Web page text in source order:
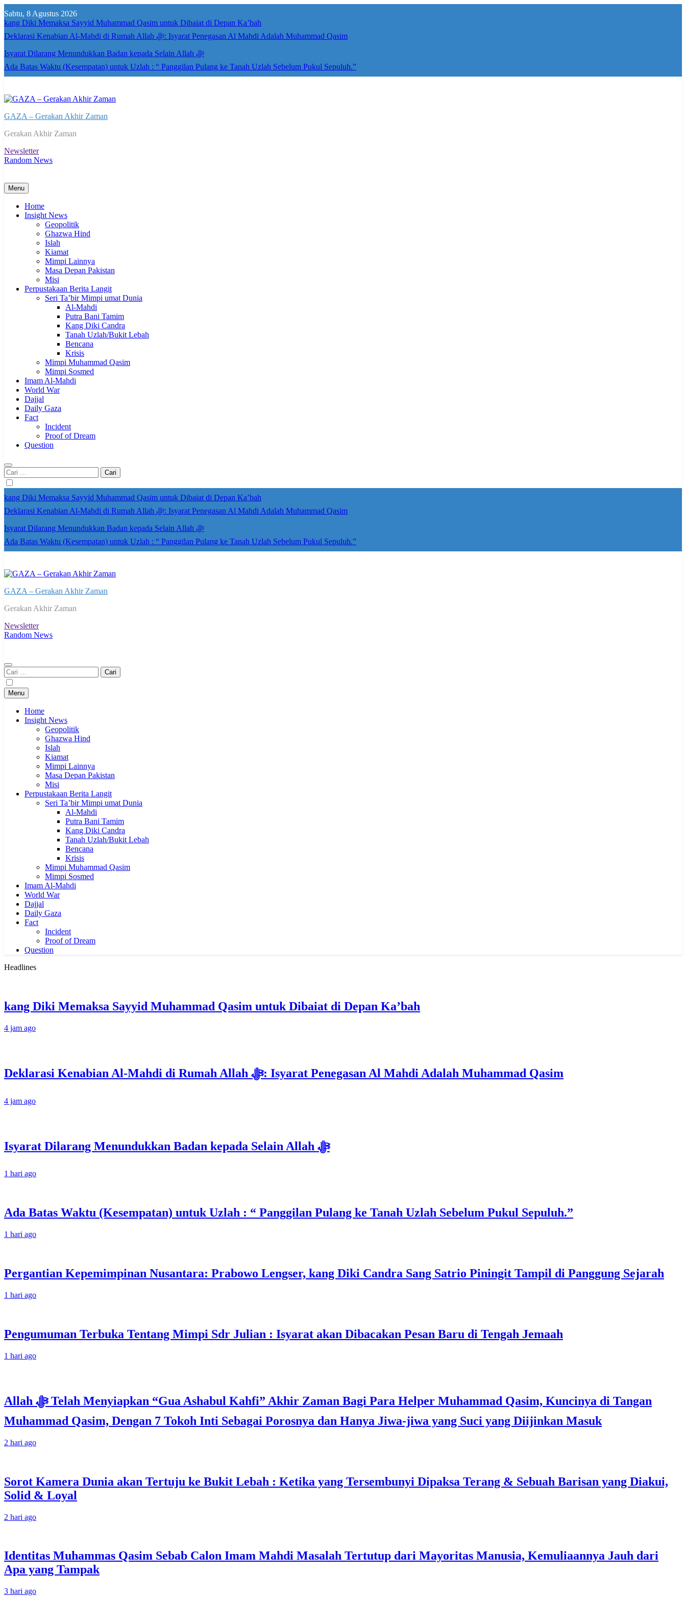
to
content
Sabtu, 8 Agustus 2026
kang Diki Memaksa Sayyid Muhammad Qasim untuk Dibaiat di Depan Ka’bah
Deklarasi Kenabian Al-Mahdi di Rumah Allah ﷻ: Isyarat Penegasan Al Mahdi Adalah Muhammad Qasim
Isyarat Dilarang Menundukkan Badan kepada Selain Allah ﷻ
Ada Batas Waktu (Kesempatan) untuk Uzlah : “ Panggilan Pulang ke Tanah Uzlah Sebelum Pukul Sepuluh.”
GAZA – Gerakan Akhir Zaman
Gerakan Akhir Zaman
Newsletter
Random News
Menu
Home
Insight News
Geopolitik
Ghazwa Hind
Islah
Kiamat
Mimpi Lainnya
Masa Depan Pakistan
Misi
Perpustakaan Berita Langit
Seri Ta’bir Mimpi umat Dunia
Al-Mahdi
Putra Bani Tamim
Kang Diki Candra
Tanah Uzlah/Bukit Lebah
Bencana
Krisis
Mimpi Muhammad Qasim
Mimpi Sosmed
Imam Al-Mahdi
World War
Dajjal
Daily Gaza
Fact
Incident
Proof of Dream
Question
Cari
untuk:
kang Diki Memaksa Sayyid Muhammad Qasim untuk Dibaiat di Depan Ka’bah
Deklarasi Kenabian Al-Mahdi di Rumah Allah ﷻ: Isyarat Penegasan Al Mahdi Adalah Muhammad Qasim
Isyarat Dilarang Menundukkan Badan kepada Selain Allah ﷻ
Ada Batas Waktu (Kesempatan) untuk Uzlah : “ Panggilan Pulang ke Tanah Uzlah Sebelum Pukul Sepuluh.”
GAZA – Gerakan Akhir Zaman
Gerakan Akhir Zaman
Newsletter
Random News
Cari
untuk:
Menu
Home
Insight News
Geopolitik
Ghazwa Hind
Islah
Kiamat
Mimpi Lainnya
Masa Depan Pakistan
Misi
Perpustakaan Berita Langit
Seri Ta’bir Mimpi umat Dunia
Al-Mahdi
Putra Bani Tamim
Kang Diki Candra
Tanah Uzlah/Bukit Lebah
Bencana
Krisis
Mimpi Muhammad Qasim
Mimpi Sosmed
Imam Al-Mahdi
World War
Dajjal
Daily Gaza
Fact
Incident
Proof of Dream
Question
Headlines
kang Diki Memaksa Sayyid Muhammad Qasim untuk Dibaiat di Depan Ka’bah
4 jam ago
Deklarasi Kenabian Al-Mahdi di Rumah Allah ﷻ: Isyarat Penegasan Al Mahdi Adalah Muhammad Qasim
4 jam ago
Isyarat Dilarang Menundukkan Badan kepada Selain Allah ﷻ
1 hari ago
Ada Batas Waktu (Kesempatan) untuk Uzlah : “ Panggilan Pulang ke Tanah Uzlah Sebelum Pukul Sepuluh.”
1 hari ago
Pergantian Kepemimpinan Nusantara: Prabowo Lengser, kang Diki Candra Sang Satrio Piningit Tampil di Panggung Sejarah
1 hari ago
Pengumuman Terbuka Tentang Mimpi Sdr Julian : Isyarat akan Dibacakan Pesan Baru di Tengah Jemaah
1 hari ago
Allah ﷻ Telah Menyiapkan “Gua Ashabul Kahfi” Akhir Zaman Bagi Para Helper Muhammad Qasim, Kuncinya di Tangan
Muhammad Qasim, Dengan 7 Tokoh Inti Sebagai Porosnya dan Hanya Jiwa-jiwa yang Suci yang Diijinkan Masuk
2 hari ago
Sorot Kamera Dunia akan Tertuju ke Bukit Lebah : Ketika yang Tersembunyi Dipaksa Terang & Sebuah Barisan yang Diakui,
Solid & Loyal
2 hari ago
Identitas Muhammas Qasim Sebab Calon Imam Mahdi Masalah Tertutup dari Mayoritas Manusia, Kemuliaannya Jauh dari
Apa yang Tampak
3 hari ago